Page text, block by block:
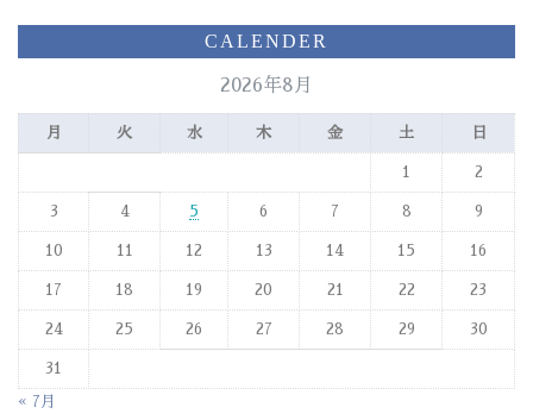
CALENDER
2026年8月
月 火 水 木 金 土 日
1 2
3 4 5 6 7 8 9
10 11 12 13 14 15 16
17 18 19 20 21 22 23
24 25 26 27 28 29 30
31
« 7月